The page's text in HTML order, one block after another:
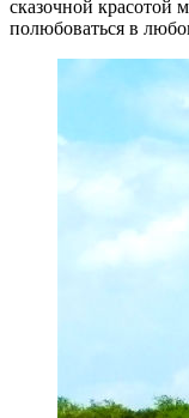
сказочной красотой
полюбоваться в